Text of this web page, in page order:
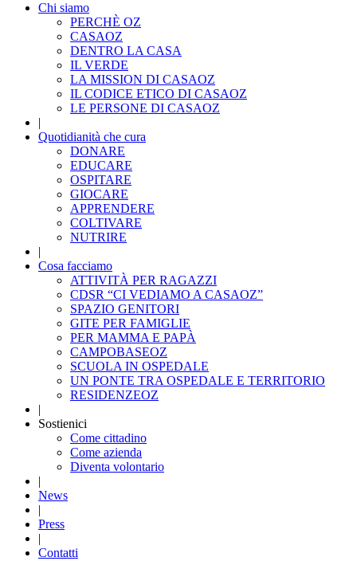
Chi siamo
PERCHÈ OZ
CASAOZ
DENTRO LA CASA
IL VERDE
LA MISSION DI CASAOZ
IL CODICE ETICO DI CASAOZ
LE PERSONE DI CASAOZ
|
Quotidianità che cura
DONARE
EDUCARE
OSPITARE
GIOCARE
APPRENDERE
COLTIVARE
NUTRIRE
|
Cosa facciamo
ATTIVITÀ PER RAGAZZI
CDSR “CI VEDIAMO A CASAOZ”
SPAZIO GENITORI
GITE PER FAMIGLIE
PER MAMMA E PAPÀ
CAMPOBASEOZ
SCUOLA IN OSPEDALE
UN PONTE TRA OSPEDALE E TERRITORIO
RESIDENZEOZ
|
Sostienici
Come cittadino
Come azienda
Diventa volontario
|
News
|
Press
|
Contatti